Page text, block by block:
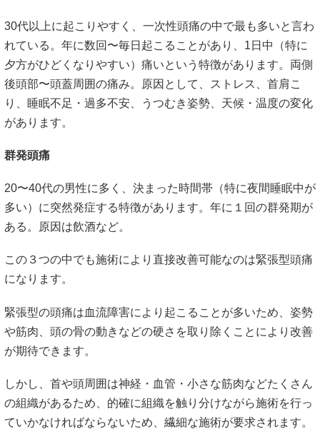
30代以上に起こりやすく、一次性頭痛の中で最も多いと言わ
れている。年に数回〜毎日起こることがあり、1日中（特に
夕方がひどくなりやすい）痛いという特徴があります。両側
後頭部〜頭蓋周囲の痛み。原因として、ストレス、首肩こ
り、睡眠不足・過多不安、うつむき姿勢、天候・温度の変化
があります。
群発頭痛
20〜40代の男性に多く、決まった時間帯（特に夜間睡眠中が
多い）に突然発症する特徴があります。年に１回の群発期が
ある。原因は飲酒など。
この３つの中でも施術により直接改善可能なのは緊張型頭痛
になります。
緊張型の頭痛は血流障害により起こることが多いため、姿勢
や筋肉、頭の骨の動きなどの硬さを取り除くことにより改善
が期待できます。
しかし、首や頭周囲は神経・血管・小さな筋肉などたくさん
の組織があるため、的確に組織を触り分けながら施術を行っ
ていかなければならないため、繊細な施術が要求されます。